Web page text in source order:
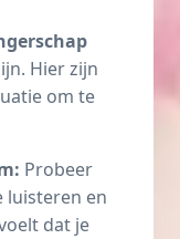
Hier zijn
om te
Probeer
luisteren en
dat je